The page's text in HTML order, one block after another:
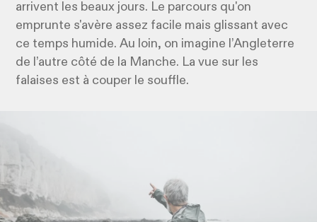
arrivent les beaux jours. Le parcours qu'on
emprunte s'avère assez facile mais glissant avec
ce temps humide. Au loin, on imagine l’Angleterre
de l’autre côté de la Manche. La vue sur les
falaises est à couper le souffle.